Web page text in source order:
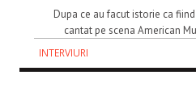
Dupa ce au facut istorie ca
cantat pe scena American
INTERVIURI